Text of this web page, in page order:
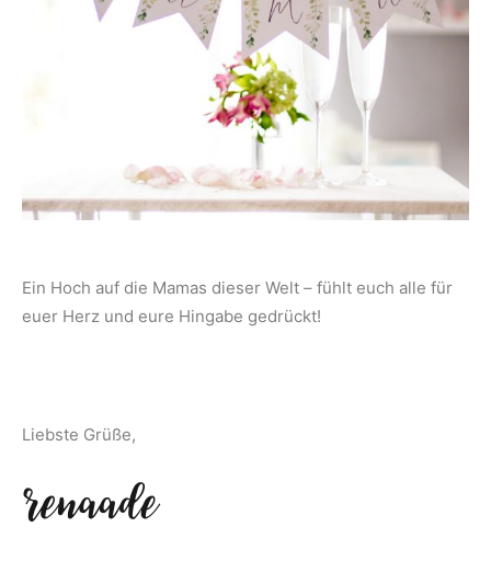
Ein Hoch auf die Mamas dieser Welt – fühlt euch alle für
euer Herz und eure Hingabe gedrückt!
Liebste Grüße,